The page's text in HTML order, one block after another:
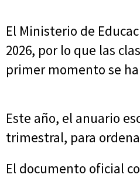
El Ministerio de
2026, por lo que las
primer momento se
Este año, el anuario
trimestral, para
El documento oficial